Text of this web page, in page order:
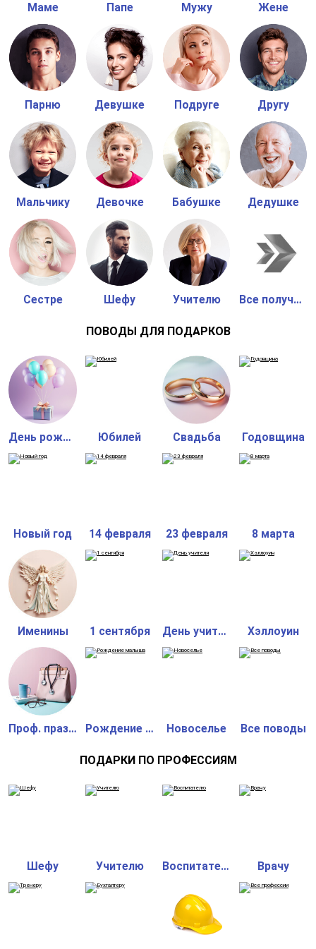
Маме Папе Мужу Жене
Парню Девушке Подруге Другу
Мальчику Девочке Бабушке Дедушке
Сестре Шефу Учителю Все получатели
ПОВОДЫ ДЛЯ ПОДАРКОВ
День рождения Юбилей Свадьба Годовщина
Новый год 14 февраля 23 февраля 8 марта
Именины 1 сентября День учителя Хэллоуин
Проф. праздник Рождение малыша Новоселье Все поводы
ПОДАРКИ ПО ПРОФЕССИЯМ
Шефу Учителю Воспитателю Врачу